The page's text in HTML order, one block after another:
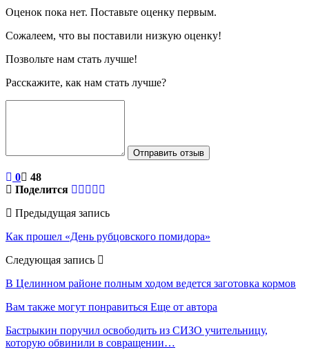
Оценок пока нет. Поставьте оценку первым.
Сожалеем, что вы поставили низкую оценку!
Позвольте нам стать лучше!
Расскажите, как нам стать лучше?
Отправить отзыв
0
48
Поделится
Предыдущая запись
Как прошел «День рубцовского помидора»
Следующая запись
В Целинном районе полным ходом ведется заготовка кормов
Вам также могут понравиться Еще от автора
Бастрыкин поручил освободить из СИЗО учительницу,
которую обвинили в совращении…